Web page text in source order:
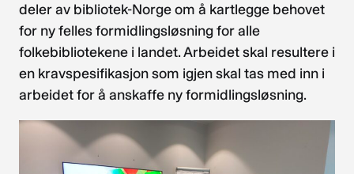
deler av bibliotek-Norge om å kartlegge behovet
for ny felles formidlingsløsning for alle
folkebibliotekene i landet. Arbeidet skal resultere i
en kravspesifikasjon som igjen skal tas med inn i
arbeidet for å anskaffe ny formidlingsløsning.